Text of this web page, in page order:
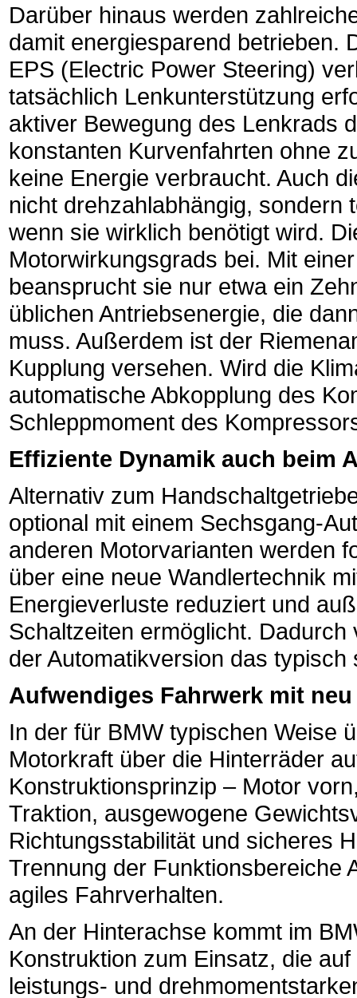
Darüber hinaus werden
damit energiesparend betrieben.
EPS (Electric Power Steering)
tatsächlich Lenkunterstützung
aktiver Bewegung des Lenkrads
konstanten Kurvenfahrten ohne
keine Energie verbraucht. Auch
nicht drehzahlabhängig, sondern
wenn sie wirklich benötigt wird.
Motorwirkungsgrads bei. Mit
beansprucht sie nur etwa ein
üblichen Antriebsenergie, die
muss. Außerdem ist der
Kupplung versehen. Wird die
automatische Abkopplung des
Schleppmoment des
Effiziente Dynamik auch beim
Alternativ zum
optional mit einem Sechsgang-
anderen Motorvarianten werden
über eine neue Wandlertechnik
Energieverluste reduziert und
Schaltzeiten ermöglicht.
der Automatikversion das
Aufwendiges Fahrwerk mit
In der für BMW typischen Weise
Motorkraft über die Hinterräder
Konstruktionsprinzip – Motor
Traktion, ausgewogene
Richtungsstabilität und sicheres
Trennung der Funktionsbereiche
agiles Fahrverhalten.
An der Hinterachse kommt im
Konstruktion zum Einsatz, die
leistungs- und